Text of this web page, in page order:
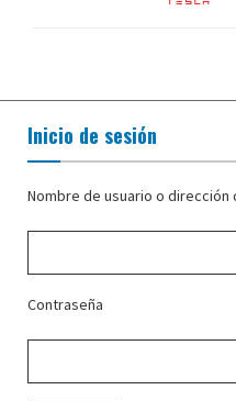
Inicio de sesión
Nombre de usuario o
Contraseña